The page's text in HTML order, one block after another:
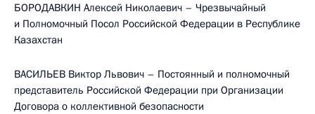
БОРОДАВКИН Алексей Николаевич – Чрезвычайный
и Полномочный Посол Российской Федерации в Республике
Казахстан
ВАСИЛЬЕВ Виктор Львович – Постоянный и полномочный
представитель Российской Федерации при Организации
Договора о коллективной безопасности